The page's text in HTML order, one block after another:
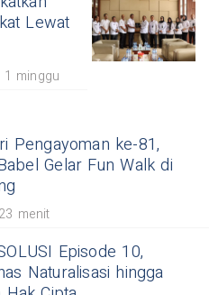
Lewat
1 minggu
Pengayoman ke-81,
Gelar Fun Walk di
23 menit
Episode 10,
Naturalisasi hingga